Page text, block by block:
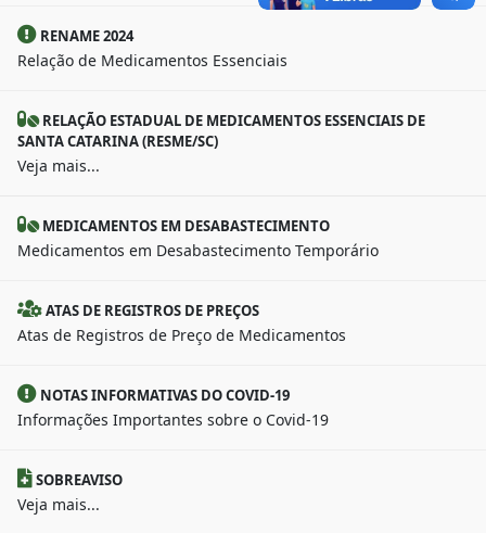
RENAME 2024
Relação de Medicamentos Essenciais
RELAÇÃO ESTADUAL DE MEDICAMENTOS ESSENCIAIS DE
SANTA CATARINA (RESME/SC)
Veja mais...
MEDICAMENTOS EM DESABASTECIMENTO
Medicamentos em Desabastecimento Temporário
ATAS DE REGISTROS DE PREÇOS
Atas de Registros de Preço de Medicamentos
NOTAS INFORMATIVAS DO COVID-19
Informações Importantes sobre o Covid-19
SOBREAVISO
Veja mais...